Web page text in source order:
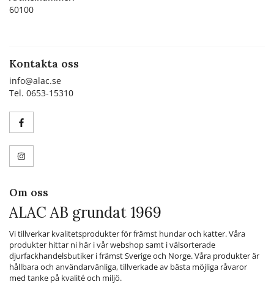
60100
Kontakta oss
info@alac.se
Tel. 0653-15310
Om oss
ALAC AB grundat 1969
Vi tillverkar kvalitetsprodukter för främst hundar och katter. Våra
produkter hittar ni här i vår webshop samt i välsorterade
djurfackhandelsbutiker i främst Sverige och Norge. Våra produkter är
hållbara och användarvänliga, tillverkade av bästa möjliga råvaror
med tanke på kvalité och miljö.